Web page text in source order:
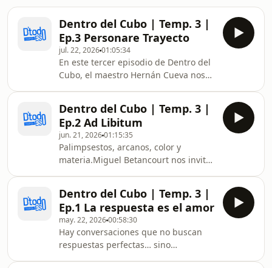
Dentro del Cubo | Temp. 3 |
Ep.3 Personare Trayecto
jul. 22, 202601:05:34
En este tercer episodio de Dentro del
Cubo, el maestro Hernán Cueva nos
reverso.Quiso ser sacerdote. Después
estudió medicina. Pero terminó
encontrando su verdadera vocación
en el camino más complejo de las
artes: el grabado. Una disciplina
donde primero se piensa en negativo
para revelar una imagen, donde el
metal, los ácidos, la
Dentro del Cubo | Temp. 3 |
Ep.2 Ad Libitum
jun. 21, 202601:15:35
Palimpsestos, arcanos, color y
materia.Miguel Betancourt nos invita
como memoria, el color como
lenguaje y la creación como un
territorio en permanente
transformación. Un recorrido íntimo
por el universo de uno de los grandes
referentes del arte ecuatoriano
Dentro del Cubo | Temp. 3 |
Ep.1 La respuesta es el amor
may. 22, 202600:58:30
Hay conversaciones que no buscan
respuestas perfectas… sino